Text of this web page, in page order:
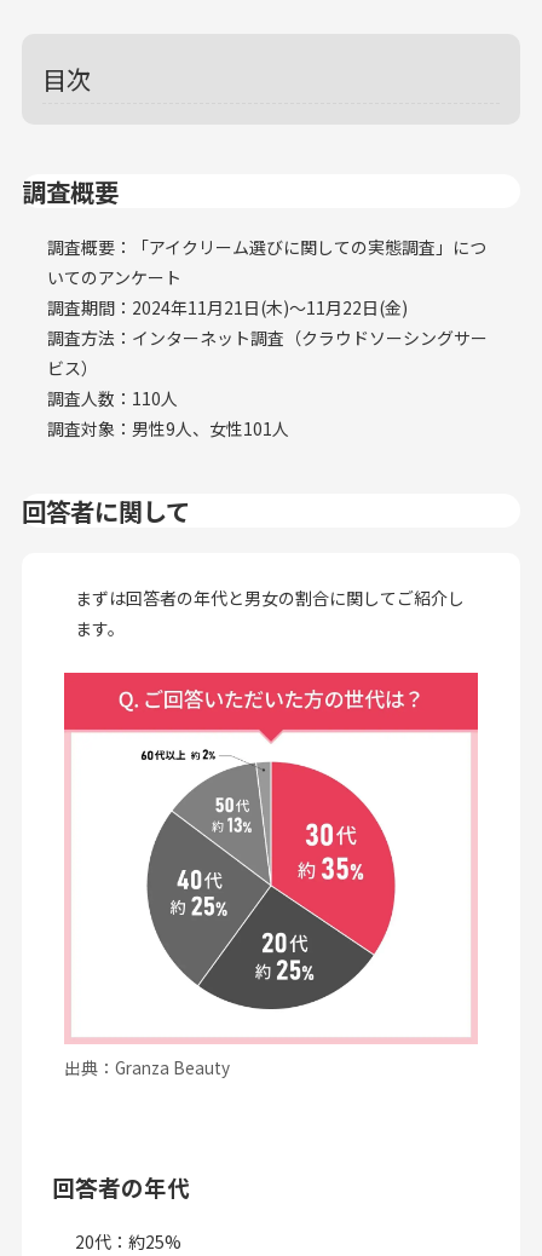
目次
調査概要
調査概要：「アイクリーム選びに関しての実態調査」につ
いてのアンケート
調査期間：2024年11月21日(木)〜11月22日(金)
調査方法：インターネット調査（クラウドソーシングサー
ビス）
調査人数：110人
調査対象：男性9人、女性101人
回答者に関して
まずは回答者の年代と男女の割合に関してご紹介し
ます。
出典：Granza Beauty
回答者の年代
20代：約25%